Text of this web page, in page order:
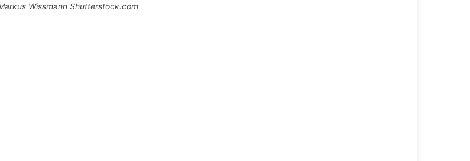
Wissmann Shutterstock.com